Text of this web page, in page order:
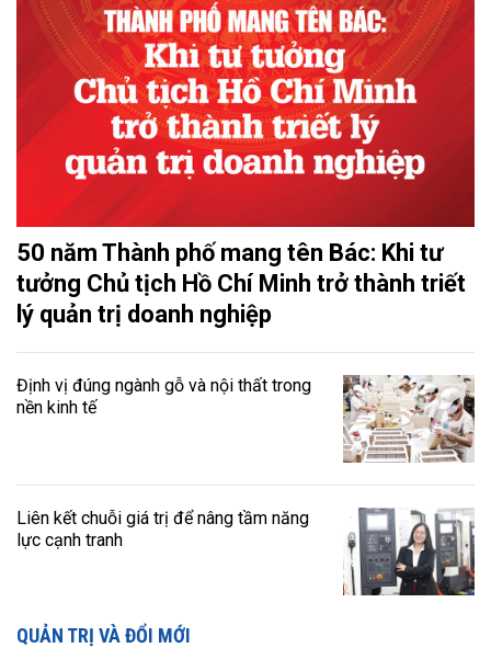
50 năm Thành phố mang tên Bác: Khi tư
tưởng Chủ tịch Hồ Chí Minh trở thành triết
lý quản trị doanh nghiệp
Định vị đúng ngành gỗ và nội thất trong
nền kinh tế
Liên kết chuỗi giá trị để nâng tầm năng
lực cạnh tranh
QUẢN TRỊ VÀ ĐỔI MỚI